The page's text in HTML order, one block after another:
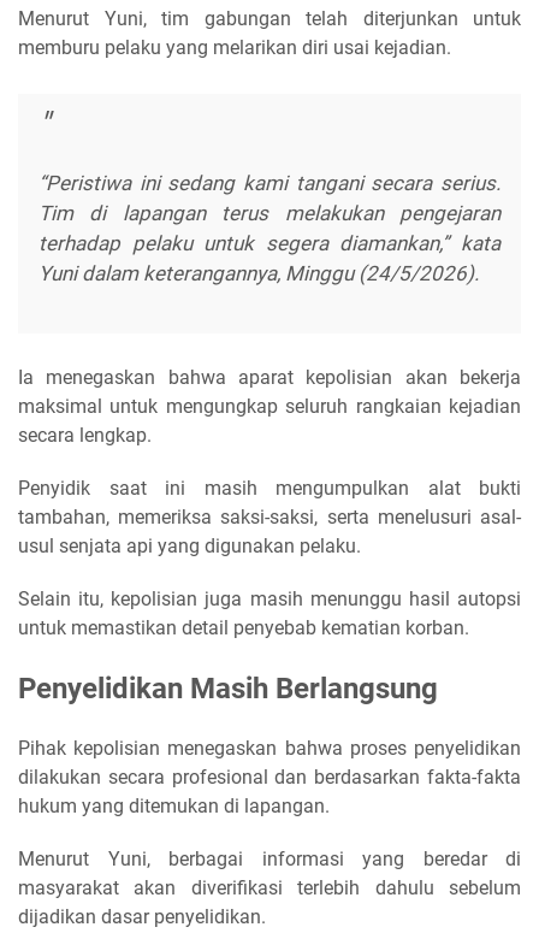
Menurut Yuni, tim gabungan telah diterjunkan untuk
memburu pelaku yang melarikan diri usai kejadian.
“Peristiwa ini sedang kami tangani secara serius.
Tim di lapangan terus melakukan pengejaran
terhadap pelaku untuk segera diamankan,” kata
Yuni dalam keterangannya, Minggu (24/5/2026).
Ia menegaskan bahwa aparat kepolisian akan bekerja
maksimal untuk mengungkap seluruh rangkaian kejadian
secara lengkap.
Penyidik saat ini masih mengumpulkan alat bukti
tambahan, memeriksa saksi-saksi, serta menelusuri asal-
usul senjata api yang digunakan pelaku.
Selain itu, kepolisian juga masih menunggu hasil autopsi
untuk memastikan detail penyebab kematian korban.
Penyelidikan Masih Berlangsung
Pihak kepolisian menegaskan bahwa proses penyelidikan
dilakukan secara profesional dan berdasarkan fakta-fakta
hukum yang ditemukan di lapangan.
Menurut Yuni, berbagai informasi yang beredar di
masyarakat akan diverifikasi terlebih dahulu sebelum
dijadikan dasar penyelidikan.